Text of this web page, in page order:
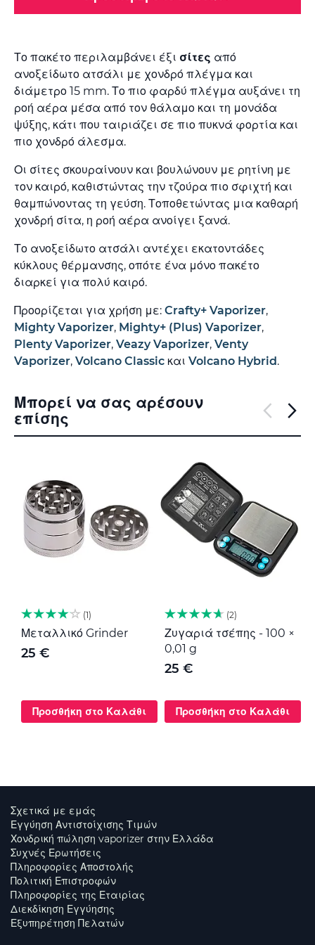
Το πακέτο περιλαμβάνει έξι σίτες από
ανοξείδωτο ατσάλι με χονδρό πλέγμα και
διάμετρο 15 mm. Το πιο φαρδύ πλέγμα αυξάνει τη
ροή αέρα μέσα από τον θάλαμο και τη μονάδα
ψύξης, κάτι που ταιριάζει σε πιο πυκνά φορτία και
πιο χονδρό άλεσμα.
Οι σίτες σκουραίνουν και βουλώνουν με ρητίνη με
τον καιρό, καθιστώντας την τζούρα πιο σφιχτή και
θαμπώνοντας τη γεύση. Τοποθετώντας μια καθαρή
χονδρή σίτα, η ροή αέρα ανοίγει ξανά.
Το ανοξείδωτο ατσάλι αντέχει εκατοντάδες
κύκλους θέρμανσης, οπότε ένα μόνο πακέτο
διαρκεί για πολύ καιρό.
Προορίζεται για χρήση με: Crafty+ Vaporizer,
Mighty Vaporizer, Mighty+ (Plus) Vaporizer,
Plenty Vaporizer, Veazy Vaporizer, Venty
Vaporizer, Volcano Classic και Volcano Hybrid.
Μπορεί να σας αρέσουν
επίσης
1
Μεταλλικό Grinder
25 €
Προσθήκη στο Καλάθι
2
Ζυγαριά τσέπης - 100 ×
0,01 g
25 €
Προσθήκη στο Καλάθι
Σχετικά με εμάς
Εγγύηση Αντιστοίχισης Τιμών
Χονδρική πώληση vaporizer στην Ελλάδα
Συχνές Ερωτήσεις
Πληροφορίες Αποστολής
Πολιτική Επιστροφών
Πληροφορίες της Εταιρίας
Διεκδίκηση Εγγύησης
Εξυπηρέτηση Πελατών